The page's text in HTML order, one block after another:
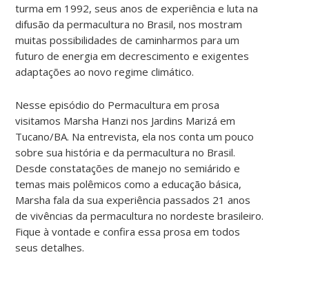
turma em 1992, seus anos de experiência e luta na
difusão da permacultura no Brasil, nos mostram
muitas possibilidades de caminharmos para um
futuro de energia em decrescimento e exigentes
adaptações ao novo regime climático.
Nesse episódio do Permacultura em prosa
visitamos Marsha Hanzi nos Jardins Marizá em
Tucano/BA. Na entrevista, ela nos conta um pouco
sobre sua história e da permacultura no Brasil.
Desde constatações de manejo no semiárido e
temas mais polêmicos como a educação básica,
Marsha fala da sua experiência passados 21 anos
de vivências da permacultura no nordeste brasileiro.
Fique à vontade e confira essa prosa em todos
seus detalhes.